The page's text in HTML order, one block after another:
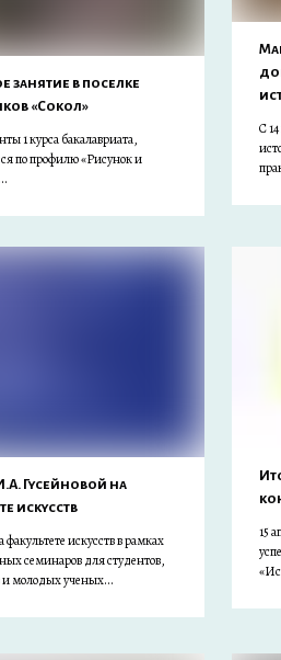
занятие в поселке
«Сокол»
1 курса бакалавриата,
по профилю «Рисунок и
С
Гусейновой на
искусств
факультете искусств в рамках
семинаров для студентов,
и молодых ученых...
15